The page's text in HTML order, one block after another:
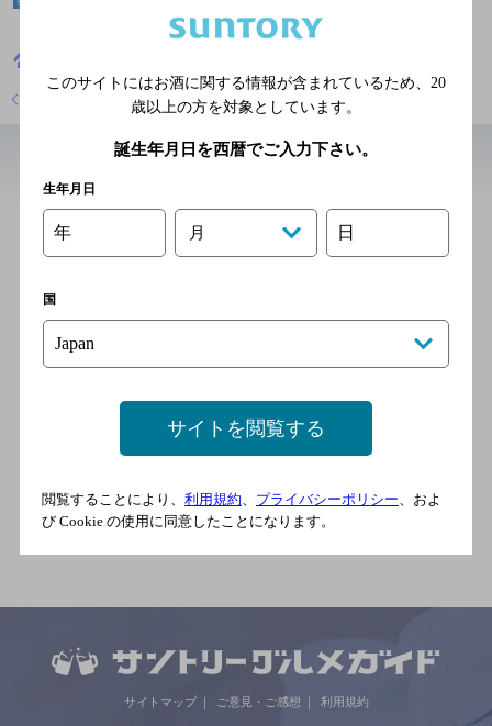
店舗トップに戻る
お多福庵
旬酒家 清國
[居酒屋]
連絡バス（但馬空港-豊岡）
豊岡（兵庫県）駅 徒歩7分
サイトマップ ご意見・ご感想 利用規約
このサイトにはお酒に関する情報が含まれているため、 20
歳以上の方を対象としています。
誕生年月日を西暦でご入力下さい。
生年月日
年 月 日
国
サイトを閲覧する
閲覧することにより、 利用規約 プライバシーポリシー 、およ
び Cookie の使用に同意したことになります。